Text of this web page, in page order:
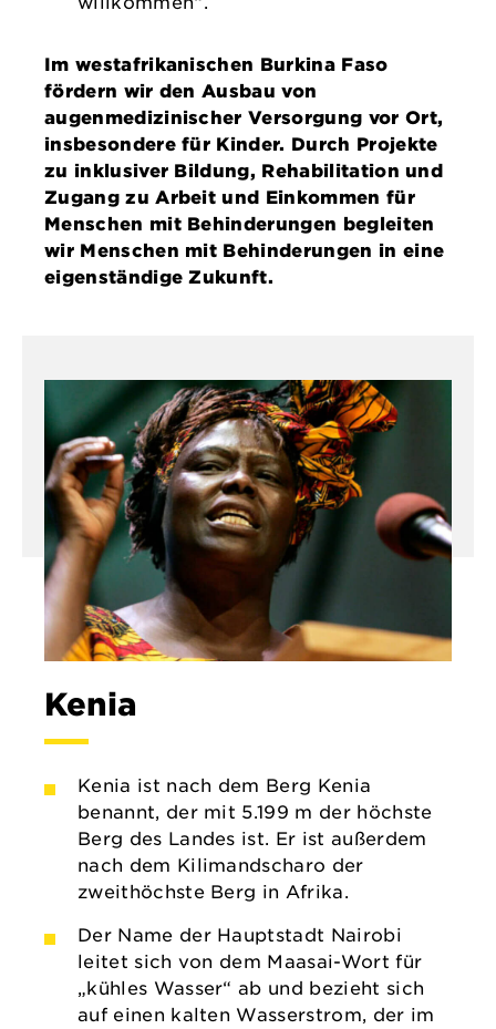
Im westafrikanischen Burkina Faso
fördern wir den Ausbau von
augenmedizinischer Versorgung vor Ort,
insbesondere für Kinder. Durch Projekte
zu inklusiver Bildung, Rehabilitation und
Zugang zu Arbeit und Einkommen für
Menschen mit Behinderungen begleiten
wir Menschen mit Behinderungen in eine
eigenständige Zukunft.
Kenia
Kenia ist nach dem Berg Kenia
benannt, der mit 5.199 m der höchste
Berg des Landes ist. Er ist außerdem
nach dem Kilimandscharo der
zweithöchste Berg in Afrika.
Der Name der Hauptstadt Nairobi
leitet sich von dem Maasai-Wort für
„kühles Wasser“ ab und bezieht sich
auf einen kalten Wasserstrom, der im